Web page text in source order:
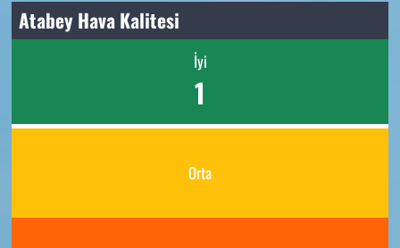
Atabey Hava Kalitesi
İyi
1
Orta